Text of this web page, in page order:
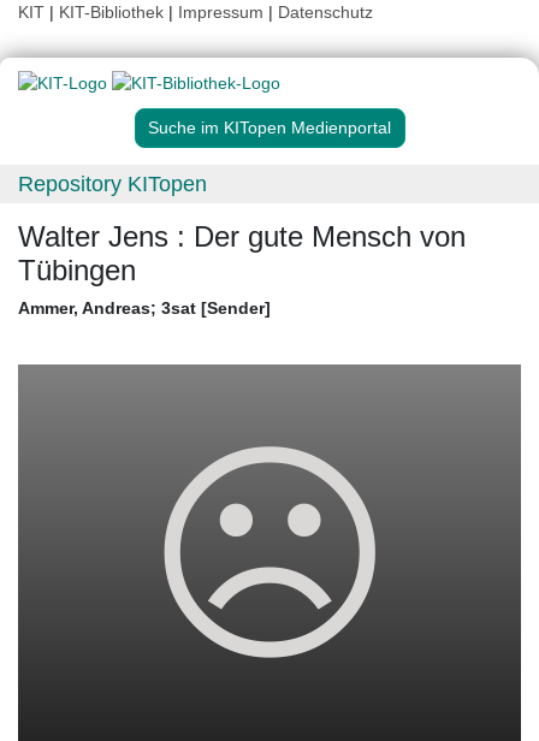
KIT | KIT-Bibliothek | Impressum | Datenschutz
Suche im KITopen Medienportal
Repository KITopen
Walter Jens : Der gute Mensch von
Tübingen
Ammer, Andreas; 3sat [Sender]